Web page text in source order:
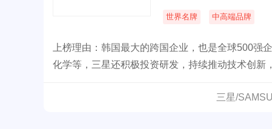
世界名牌 中高端品牌
上榜理由：韩国最大的跨国企业，也是全球500强
化学等，三星还积极投资研发，持续推动技术创
三星/